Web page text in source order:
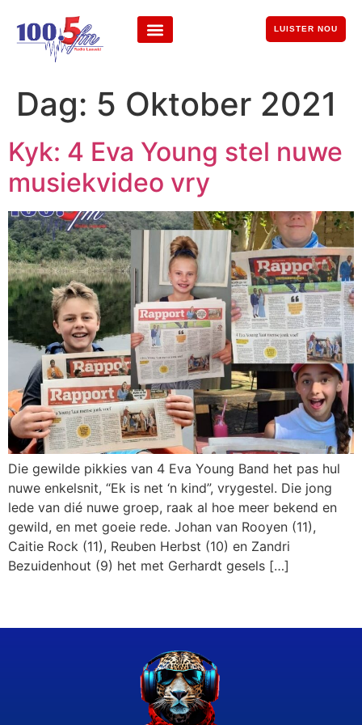
LUISTER NOU
Dag: 5 Oktober 2021
Kyk: 4 Eva Young stel nuwe
musiekvideo vry
Die gewilde pikkies van 4 Eva Young Band het pas hul
nuwe enkelsnit, “Ek is net ‘n kind”, vrygestel. Die jong
lede van dié nuwe groep, raak al hoe meer bekend en
gewild, en met goeie rede. Johan van Rooyen (11),
Caitie Rock (11), Reuben Herbst (10) en Zandri
Bezuidenhout (9) het met Gerhardt gesels […]